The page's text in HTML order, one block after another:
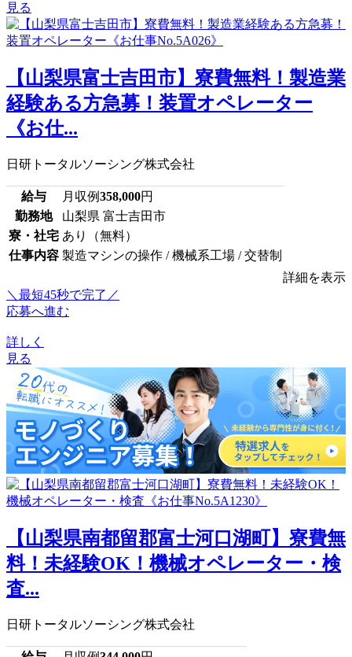
見る
【山梨県富士吉田市】寮費無料！製造業
経験ある方急募！装置オペレーター
《お仕...
日研トータルソーシング株式会社
給与 月収例358,000円
勤務地
山梨県 富士吉田市
寮・社宅 あり（無料）
仕事内容 製造マシンの操作 / 機械系工場 / 交替制
詳細を表示
＼最短45秒で完了／
応募へ進む
詳しく
見る
【山梨県南都留郡富士河口湖町】寮費無
料！未経験OK！機械オペレーター・検
査...
日研トータルソーシング株式会社